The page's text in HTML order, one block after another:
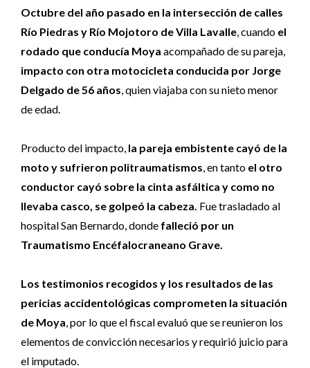
Octubre del año pasado en la intersección de calles
Río Piedras y Río Mojotoro de Villa Lavalle , cuando el
rodado que conducía Moya acompañado de su pareja,
impacto con otra motocicleta conducida por Jorge
Delgado de 56 años , quien viajaba con su nieto menor
de edad.
Producto del impacto, la pareja embistente cayó de la
moto y sufrieron politraumatismos , en tanto el otro
conductor cayó sobre la cinta asfáltica y como no
llevaba casco, se golpeó la cabeza. Fue trasladado al
hospital San Bernardo, donde falleció por un
Traumatismo Encéfalocraneano Grave.
Los testimonios recogidos y los resultados de las
pericias accidentológicas comprometen la situación
de Moya , por lo que el fiscal evaluó que se reunieron los
elementos de convicción necesarios y requirió juicio para
el imputado.